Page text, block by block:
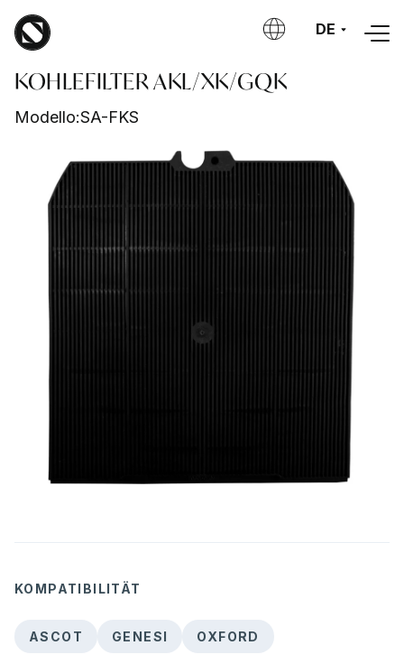
Direkt zum Inhalt
DE
KOHLEFILTER AKL/XK/GQK
Modello:SA-FKS
KOMPATIBILITÄT
ASCOT GENESI OXFORD